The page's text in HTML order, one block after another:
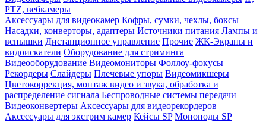
PTZ, вебкамеры
Аксессуары для видеокамер Кофры, сумки, чехлы, боксы
Насадки, конверторы, адаптеры Источники питания Лампы и
вспышки Дистанционное управление Прочие ЖК-Экраны и
видоискатели Оборудование для стриминга
Видеооборудование Видеомониторы Фоллоу-фокусы
Рекордеры Слайдеры Плечевые упоры Видеомикшеры
Цветокоррекция, монтаж видео и звука, обработка и
распределение сигнала Беспроводные системы передачи
Видеоконвертеры Аксессуары для видеорекордеров
Аксессуары для экстрим камер Кейсы SP Моноподы SP